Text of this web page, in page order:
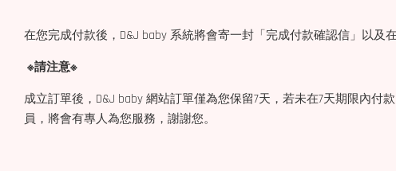
在您完成付款後，D&J baby 系統將會寄一封「完成付款確認信」以及
※請注意※
成立訂單後，D&J baby 網站訂單僅為您保留7天，若未在7天期限內付
員，將會有專人為您服務，謝謝您。